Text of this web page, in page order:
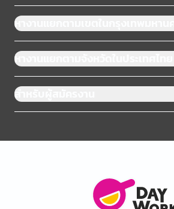
หางานแยกตามเขตในกรุงเทพมหานคร
หางานแยกตามจังหวัดในประเทศไทย
สำหรับผู้สมัครงาน